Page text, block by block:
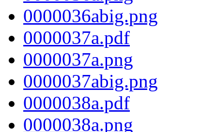
0000036abig.png
0000037a.pdf
0000037a.png
0000037abig.png
0000038a.pdf
0000038a.png